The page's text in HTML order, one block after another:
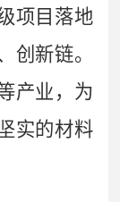
项目落地
创新链。
产业，为
实的材料